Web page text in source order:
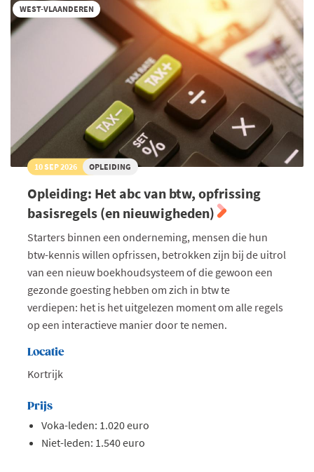
solo-
ondernemer
WEST-VLAANDEREN
10 SEP 2026 OPLEIDING
Opleiding: Het abc van btw, opfrissing
basisregels (en nieuwigheden)
Starters binnen een onderneming, mensen die hun
btw-kennis willen opfrissen, betrokken zijn bij de uitrol
van een nieuw boekhoudsysteem of die gewoon een
gezonde goesting hebben om zich in btw te
verdiepen: het is het uitgelezen moment om alle regels
op een interactieve manier door te nemen.
Locatie
Kortrijk
Prijs
Voka-leden: 1.020 euro
Niet-leden: 1.540 euro